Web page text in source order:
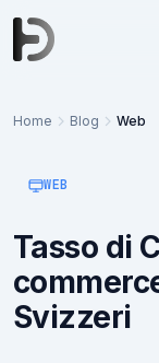
Home Blog Web
WEB
Tasso di
Svizzeri